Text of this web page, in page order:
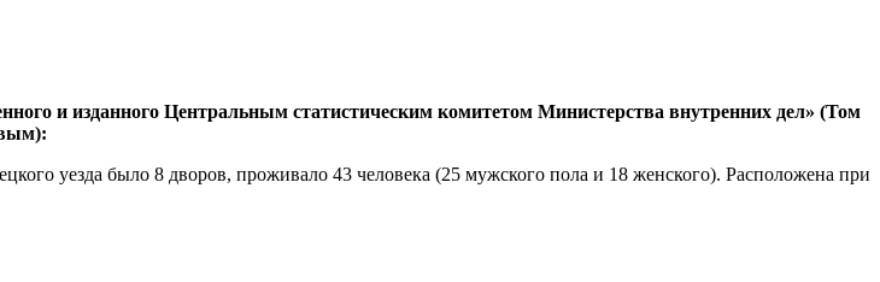
и изданного Центральным статистическим комитетом Министерства внутренних дел» (Том
уезда было 8 дворов, проживало 43 человека (25 мужского пола и 18 женского). Расположена при